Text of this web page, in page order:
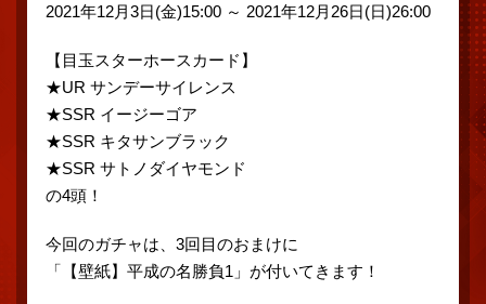
2021年12月3日(金)15:00 ～ 2021年12月26日(日)26:00
【目玉スターホースカード】
★UR サンデーサイレンス
★SSR イージーゴア
★SSR キタサンブラック
★SSR サトノダイヤモンド
の4頭！
今回のガチャは、3回目のおまけに
「【壁紙】平成の名勝負1」が付いてきます！